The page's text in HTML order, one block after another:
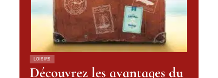
LOISIRS
Découvrez les avantages du